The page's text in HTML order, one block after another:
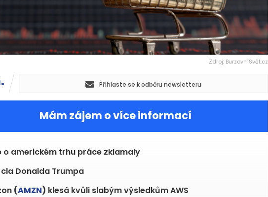
Zdroj: BurzovníSvět.cz
Přihlaste se k odběru newsletteru
Mám zájem o více informací
o americkém trhu práce zklamaly
Donalda Trumpa
(AMZN) klesá kvůli slabým výsledkům AWS